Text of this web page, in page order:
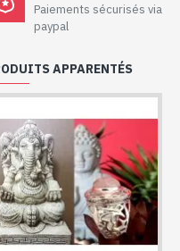
Paiements sécurisés via
paypal
APPARENTÉS